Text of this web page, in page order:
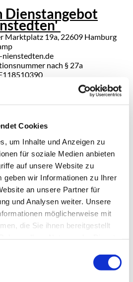
Cookies
um Inhalte und Anzeigen zu
für soziale Medien anbieten
auf unsere Website zu
geben wir Informationen zu Ihrer
an unsere Partner für
und Analysen weiter. Unsere
möglicherweise mit
die Sie ihnen bereitgestellt
Dienstangebot
Marktplatz 19a, 22609 Hamburg
nach § 27a
in Hamburg, Nordkanalstr.
der
Nienstedten
Nienstedtener Marktplatz 19a,
Dr. Johannes Conradi
nienstedten.de
im Vereinsregister des
VR 16412.
Dienstangebot
Ev.
22609 Hamburg
Dobers-Koch